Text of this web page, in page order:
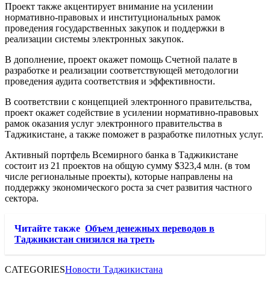
Проект также акцентирует внимание на усилении
нормативно-правовых и институциональных рамок
проведения государственных закупок и поддержки в
реализации системы электронных закупок.
В дополнение, проект окажет помощь Счетной палате в
разработке и реализации соответствующей методологии
проведения аудита соответствия и эффективности.
В соответствии с концепцией электронного правительства,
проект окажет содействие в усилении нормативно-правовых
рамок оказания услуг электронного правительства в
Таджикистане, а также поможет в разработке пилотных услуг.
Активный портфель Всемирного банка в Таджикистане
состоит из 21 проектов на общую сумму $323,4 млн. (в том
числе региональные проекты), которые направлены на
поддержку экономического роста за счет развития частного
сектора.
Читайте также Объем денежных переводов в
Таджикистан снизился на треть
CATEGORIESНовости Таджикистана